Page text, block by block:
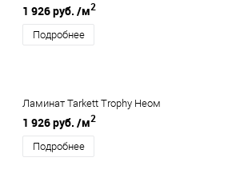
1 926 руб. /м2
Подробнее
Ламинат Tarkett Trophy Неом
1 926 руб. /м2
Подробнее